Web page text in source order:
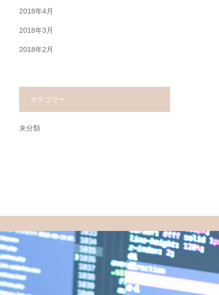
2018年4月
2018年3月
2018年2月
カテゴリー
未分類